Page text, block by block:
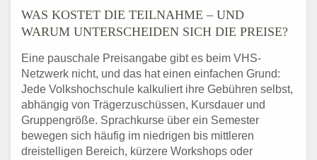
WAS KOSTET DIE TEILNAHME – UND
WARUM UNTERSCHEIDEN SICH DIE PREISE?
Eine pauschale Preisangabe gibt es beim VHS-
Netzwerk nicht, und das hat einen einfachen Grund:
Jede Volkshochschule kalkuliert ihre Gebühren selbst,
abhängig von Trägerzuschüssen, Kursdauer und
Gruppengröße. Sprachkurse über ein Semester
bewegen sich häufig im niedrigen bis mittleren
dreistelligen Bereich, kürzere Workshops oder